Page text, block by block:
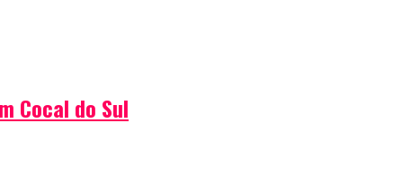
Cocal do Sul